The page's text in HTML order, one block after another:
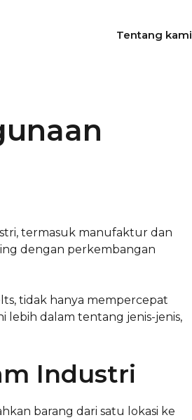
Tentang kami
termasuk manufaktur dan
dengan perkembangan
tidak hanya mempercepat
lebih dalam tentang jenis-jenis,
Industri
barang dari satu lokasi ke